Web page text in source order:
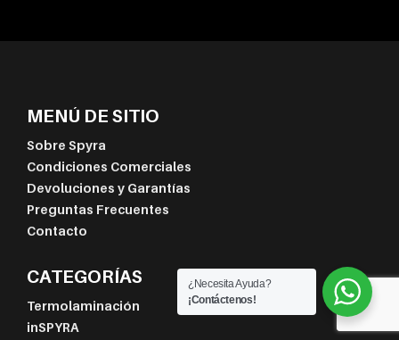
MENÚ DE SITIO
Sobre Spyra
Condiciones Comerciales
Devoluciones y Garantías
Preguntas Frecuentes
Contacto
CATEGORÍAS
Termolaminación
inSPYRA
¿Necesita Ayuda?
¡Contáctenos!